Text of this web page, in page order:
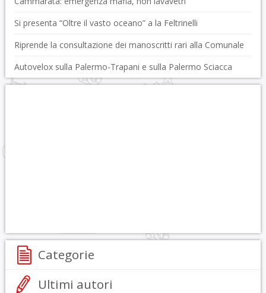
Si presenta “Oltre il vasto oceano” a la Feltrinelli
Riprende la consultazione dei manoscritti rari alla Comunale
Autovelox sulla Palermo-Trapani e sulla Palermo Sciacca
Categorie
Ultimi autori